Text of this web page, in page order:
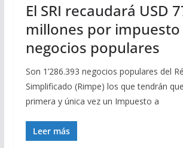
El SRI recaudará USD
millones por impuesto
negocios populares
Son 1’286.393 negocios populares del
Simplificado (Rimpe) los que tendrán
primera y única vez un Impuesto a
Leer más